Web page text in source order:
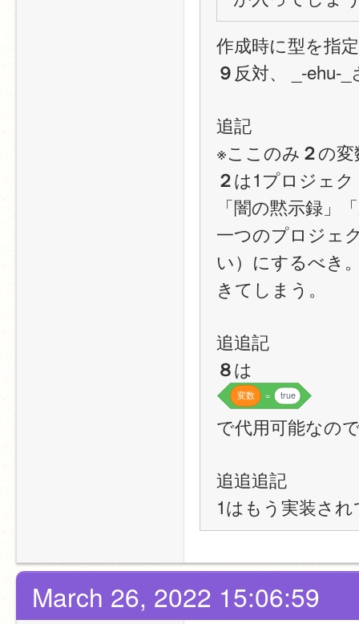
作成時に型を指
９ 反対、 _-ehu-
追記
※ここのみ ２の
２は1プロジェ
「闇の黙示録」
一つのプロジェ
い）にするべき
きてしまう。
追追記
８は
変数 = true
で代用可能なの
追追追記
1はもう実装さ
March 26, 2022 15:06:59